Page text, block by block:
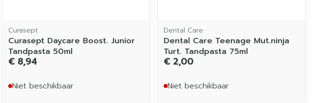
Curasept
Curasept Daycare Boost. Junior
Tandpasta 50ml
€ 8,94
Niet beschikbaar
Dental Care
Dental Care Teenage Mut.ninja
Turt. Tandpasta 75ml
€ 2,00
Niet beschikbaar